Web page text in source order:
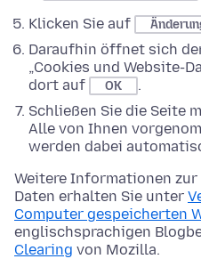
Klicken Sie auf
Daraufhin öffnet sich
„Cookies und Website-
dort auf
OK
.
Schließen Sie die Seite
Alle von Ihnen
werden dabei
Weitere Informationen
Daten erhalten Sie unter
Computer gespeicherten
englischsprachigen
Clearing von Mozilla.